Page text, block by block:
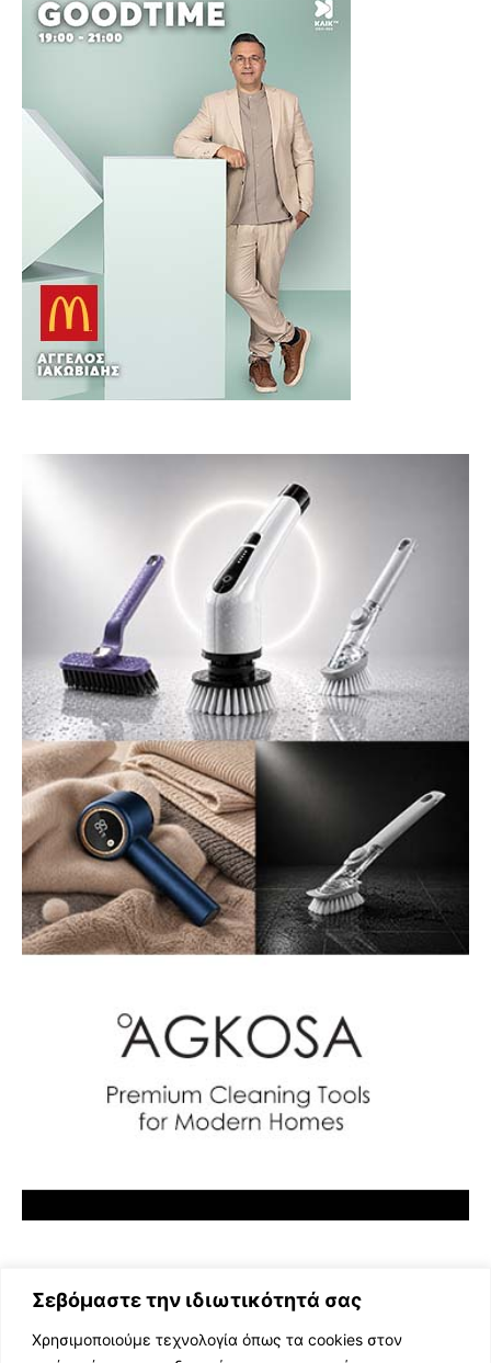
Σεβόμαστε την ιδιωτικότητά σας
Χρησιμοποιούμε τεχνολογία όπως τα cookies στον